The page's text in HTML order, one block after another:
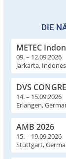
DIE
METEC
09. – 12.09.2026
Jarkarta,
DVS
14. – 15.09.2026
Erlangen,
AMB 2026
15. – 19.09.2026
Stuttgart,